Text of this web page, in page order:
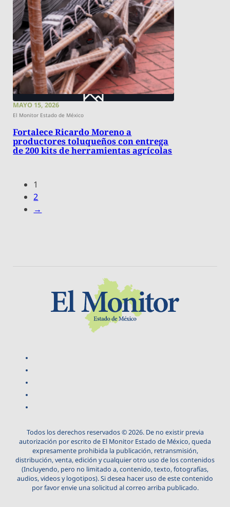
MAYO 15, 2026
El Monitor Estado de México
Fortalece Ricardo Moreno a
productores toluqueños con entrega
de 200 kits de herramientas agrícolas
1
2
→
Todos los derechos reservados © 2026. De no existir previa
autorización por escrito de El Monitor Estado de México, queda
expresamente prohibida la publicación, retransmisión,
distribución, venta, edición y cualquier otro uso de los contenidos
(Incluyendo, pero no limitado a, contenido, texto, fotografías,
audios, videos y logotipos). Si desea hacer uso de este contenido
por favor envie una solicitud al correo arriba publicado.